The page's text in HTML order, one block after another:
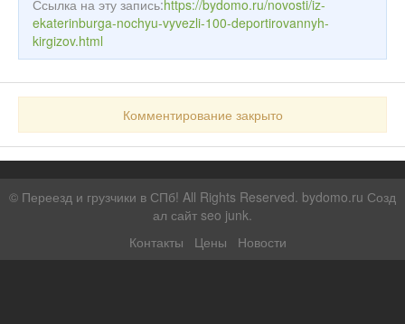
Ссылка на эту запись:https://bydomo.ru/novosti/iz-
ekaterinburga-nochyu-vyvezli-100-deportirovannyh-
kirgizov.html
Комментирование закрыто
© Переезд и грузчики в СПб! All Rights Reserved. bydomo.ru Созд
ал сайт seo junk.
Контакты
Цены Новости